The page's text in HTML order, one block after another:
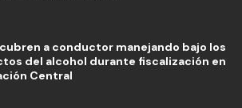
a conductor manejando bajo los
del alcohol durante fiscalización en
Central